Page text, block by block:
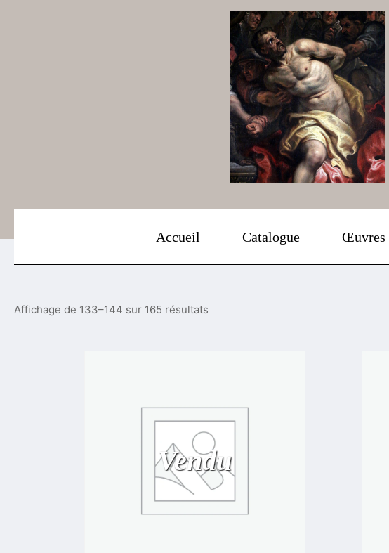
Accueil Catalogue Œuvres
Affichage de 133–144 sur 165 résultats
Vendu